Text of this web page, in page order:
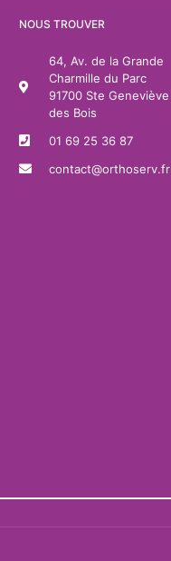
NOUS TROUVER
64, Av. de la Grande
Charmille du Parc
91700 Ste Geneviève
des Bois
01 69 25 36 87
contact@orthoserv.fr